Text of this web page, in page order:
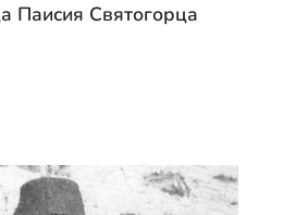
Паисия Святогорца